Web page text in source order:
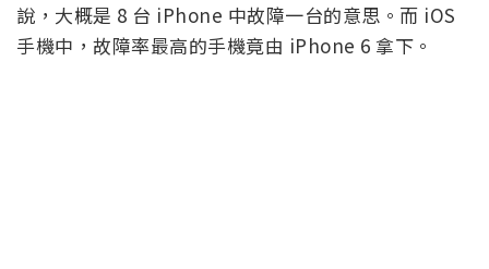
說，大概是 8 台 iPhone 中故障一台的意思。而 iOS
手機中，故障率最高的手機竟由 iPhone 6 拿下。